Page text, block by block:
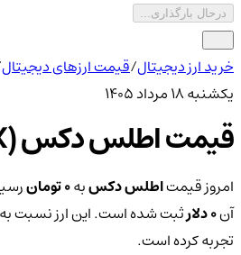
درحال بارگذاری...
خرید ارز دیجیتال/قیمت ارزهای دیجیتال/
یکشنبه ۱۸ مرداد ۱۴۰۵
قیمت اطلس دکس (ATLASDEX)
امروز قیمتاطلس دکسبه0 تومان
آن0 دلار ثبت شده است. این ارز نسبت به
تجربه کرده است.